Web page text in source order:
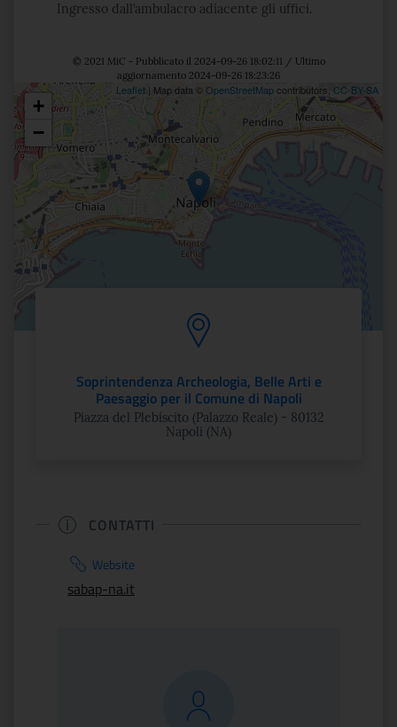
Ingresso dall’ambulacro adiacente gli uffici.
© 2021 MiC - Pubblicato il 2024-09-26 18:02:11 / Ultimo
aggiornamento 2024-09-26 18:23:26
Posizione
+
−
Leaflet | Map data © OpenStreetMapcontributors, CC-BY-SA
Soprintendenza Archeologia, Belle Arti e
Paesaggio per il Comune di Napoli
Piazza del Plebiscito (Palazzo Reale) - 80132
Napoli (NA)
CONTATTI
Website
sabap-na.it